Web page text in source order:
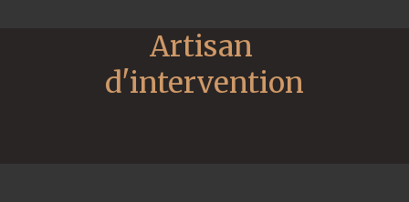
Artisan
d'intervention